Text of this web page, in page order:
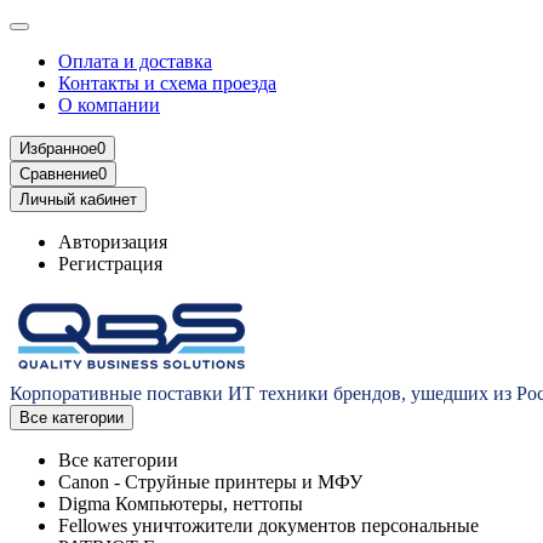
Оплата и доставка
Контакты и схема проезда
О компании
Избранное0
Сравнение0
Личный кабинет
Авторизация
Регистрация
Корпоративные поставки ИТ техники брендов, ушедших из
Все категории
Все категории
Canon - Струйные принтеры и МФУ
Digma Компьютеры, неттопы
Fellowes уничтожители документов персональные